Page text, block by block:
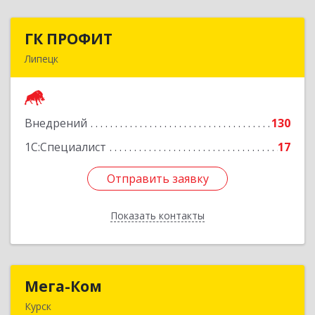
ГК ПРОФИТ
Липецк
Внедрений
130
1С:Специалист
17
Отправить заявку
Показать контакты
Подробнее
Отправить заявку
Назад
Мега-Ком
Курск